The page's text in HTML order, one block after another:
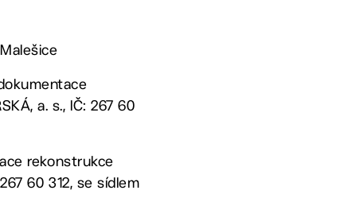
a. s., IČ: 267 60
rekonstrukce
60 312, se sídlem